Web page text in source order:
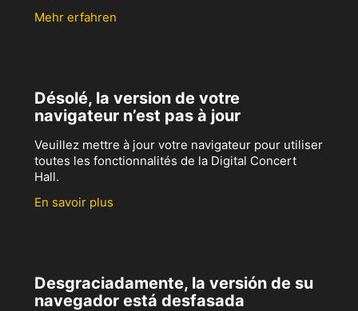
Mehr erfahren
Désolé, la version de votre
navigateur n’est pas à jour
Veuillez mettre à jour votre navigateur pour utiliser
toutes les fonctionnalités de la Digital Concert
Hall.
En savoir plus
Desgraciadamente, la versión de su
navegador está desfasada